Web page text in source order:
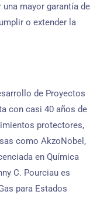
una mayor garantía de
o extender la
de Proyectos
con casi 40 años de
protectores,
como AkzoNobel,
en Química
C. Pourciau es
para Estados